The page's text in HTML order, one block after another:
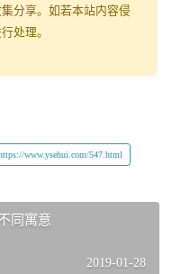
分享。如若本站内容侵
处理。
www.ysehui.com/547.html
同寓意
2019-01-28